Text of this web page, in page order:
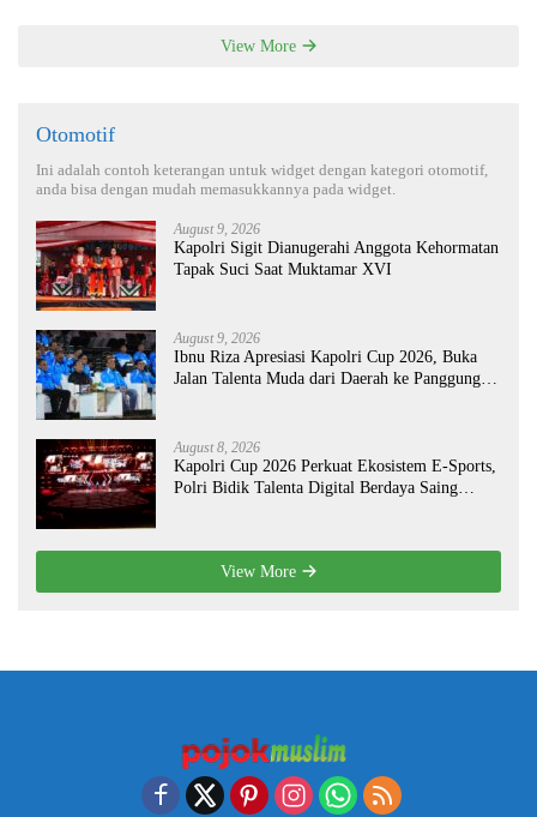
View More
Otomotif
Ini adalah contoh keterangan untuk widget dengan kategori otomotif,
anda bisa dengan mudah memasukkannya pada widget.
August 9, 2026
Kapolri Sigit Dianugerahi Anggota Kehormatan
Tapak Suci Saat Muktamar XVI
August 9, 2026
Ibnu Riza Apresiasi Kapolri Cup 2026, Buka
Jalan Talenta Muda dari Daerah ke Panggung
August 8, 2026
Kapolri Cup 2026 Perkuat Ekosistem E-Sports,
Polri Bidik Talenta Digital Berdaya Saing
View More